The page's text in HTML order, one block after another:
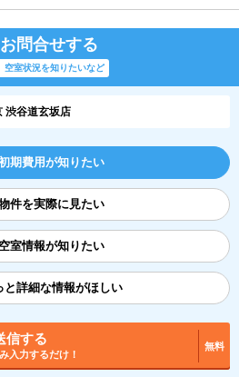
問合せする
空室状況を知りたいなど
渋谷道玄坂店
期費用が知りたい
件を実際に見たい
空室情報が知りたい
と詳細な情報がほしい
信する
入力するだけ！
無料